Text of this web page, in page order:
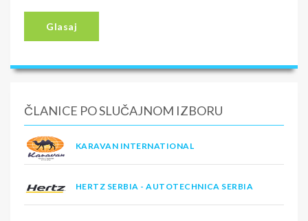
Glasaj
ČLANICE PO SLUČAJNOM IZBORU
KARAVAN INTERNATIONAL
HERTZ SERBIA - AUTOTECHNICA SERBIA